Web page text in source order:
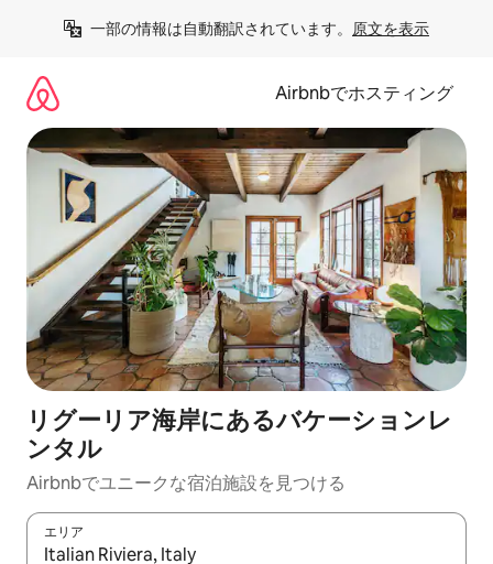
一部の情報は自動翻訳されています。 原文を表示
Airbnbでホスティング
リグーリア海岸にあるバケーションレ
ンタル
Airbnbでユニークな宿泊施設を見つける
エリア
検索結果が表示されたら、上下の矢印キーを使って移動するか